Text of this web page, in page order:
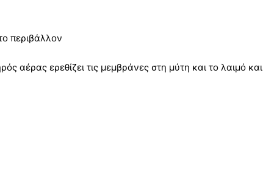
περιβάλλον
αέρας ερεθίζει τις μεμβράνες στη μύτη και το λαιμό και